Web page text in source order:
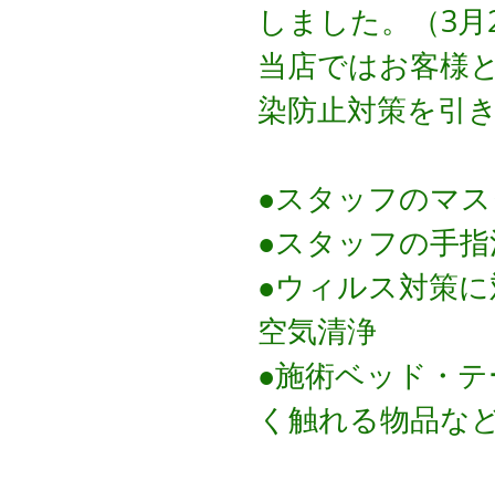
しました。（3
当店ではお客様
染防止対策を引
●スタッフのマ
●スタッフの手
●ウィルス対策
空気清浄　　　
●施術ベッド・
く触れる物品な